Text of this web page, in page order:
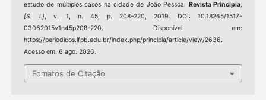
estudo de múltiplos casos na cidade de João Pessoa. Revista Principia,
[S. l.], v. 1, n. 45, p. 208–220, 2019. DOI: 10.18265/1517-
03062015v1n45p208-220. Disponível em:
https://periodicos.ifpb.edu.br/index.php/principia/article/view/2636.
Acesso em: 6 ago. 2026.
Fomatos de Citação